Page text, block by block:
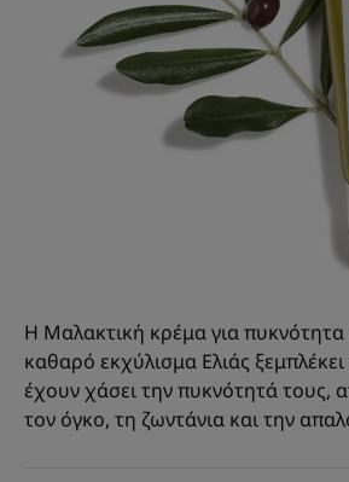
Η Μαλακτική κρέμα για πυκνότητα
καθαρό εκχύλισμα Ελιάς
έχουν χάσει την πυκνότητά τους,
τον όγκο, τη ζωντάνια και την